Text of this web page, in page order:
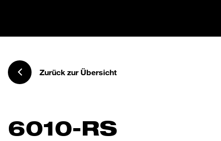
Zurück zur Übersicht
6010-RS